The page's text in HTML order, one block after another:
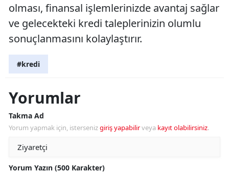
olması, finansal işlemlerinizde avantaj sağlar
ve gelecekteki kredi taleplerinizin olumlu
sonuçlanmasını kolaylaştırır.
#kredi
Yorumlar
Takma Ad
Yorum yapmak için, istersenizgiriş yapabilirveya kayıt olabilirsiniz.
Yorum Yazın (500 Karakter)